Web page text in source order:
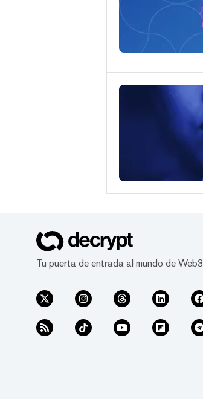
Tu puerta de entrada al mundo de Web3